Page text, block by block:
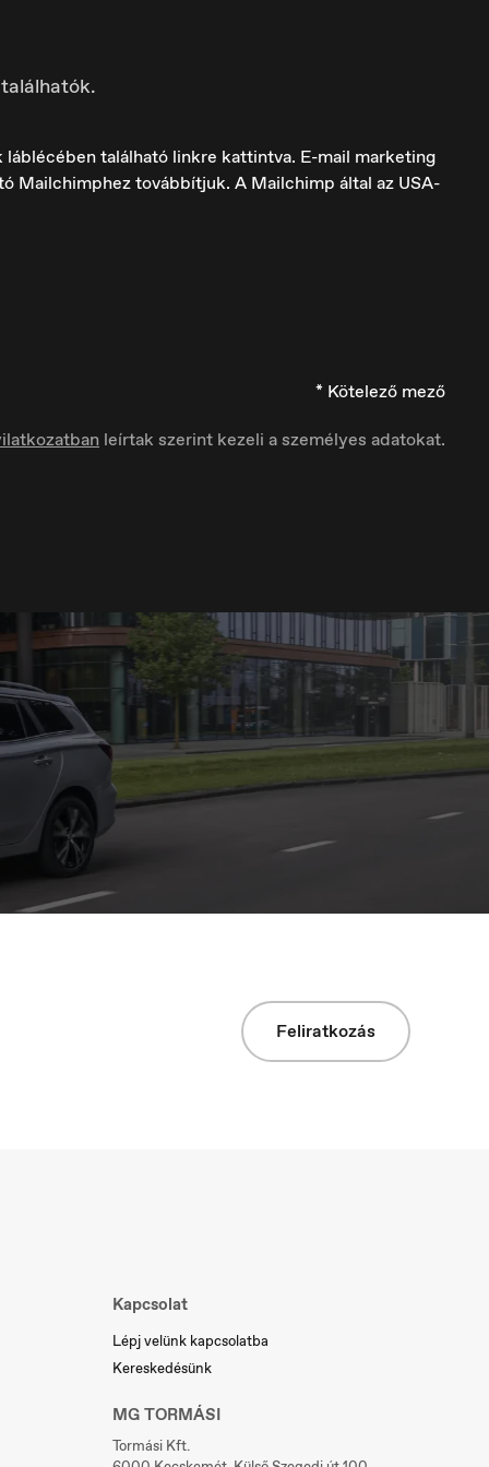
Norge
Norsk
találhatók.
található linkre kattintva. E-mail marketing
Mailchimphez továbbítjuk. A Mailchimp által az USA-
* Kötelező mező
leírtak szerint kezeli a személyes adatokat.
Feliratkozás
Kapcsolat
Lépj velünk kapcsolatba
Kereskedésünk
MG TORMÁSI
Tormási Kft.